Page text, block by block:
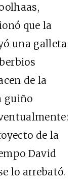
que la
una galleta
de la
guiño
de la
David
lo arrebató.